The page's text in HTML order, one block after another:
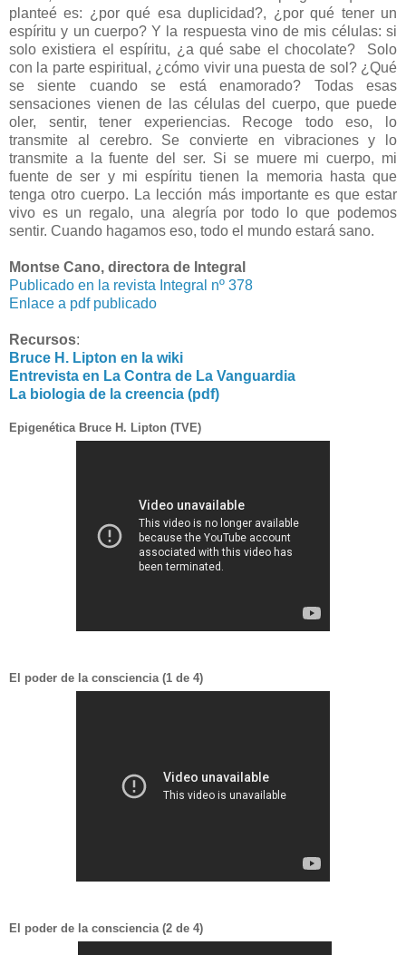
planteé es: ¿por qué esa duplicidad?, ¿por qué tener un
espíritu y un cuerpo? Y la respuesta vino de mis células: si
solo existiera el espíritu, ¿a qué sabe el chocolate? Solo
con la parte espiritual, ¿cómo vivir una puesta de sol? ¿Qué
se siente cuando se está enamorado? Todas esas
sensaciones vienen de las células del cuerpo, que puede
oler, sentir, tener experiencias. Recoge todo eso, lo
transmite al cerebro. Se convierte en vibraciones y lo
transmite a la fuente del ser. Si se muere mi cuerpo, mi
fuente de ser y mi espíritu tienen la memoria hasta que
tenga otro cuerpo. La lección más importante es que estar
vivo es un regalo, una alegría por todo lo que podemos
sentir. Cuando hagamos eso, todo el mundo estará sano.
Montse Cano, directora de Integral
Publicado en la revista Integral nº 378
Enlace a pdf publicado
Recursos:
Bruce H. Lipton en la wiki
Entrevista en La Contra de La Vanguardia
La biologia de la creencia (pdf)
Epigenética Bruce H. Lipton (TVE)
El poder de la consciencia (1 de 4)
El poder de la consciencia (2 de 4)